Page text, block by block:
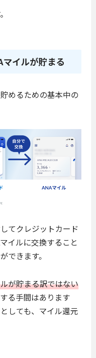
イルが貯まる
めるための基本中の
てクレジットカード
イルに交換すること
できます。
が貯まる訳ではない
る手間はあります
しても、マイル還元